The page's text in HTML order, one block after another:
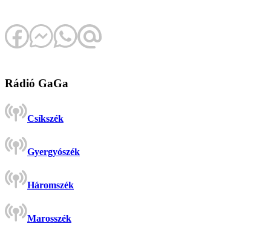
Rádió GaGa
Csíkszék
Gyergyószék
Háromszék
Marosszék